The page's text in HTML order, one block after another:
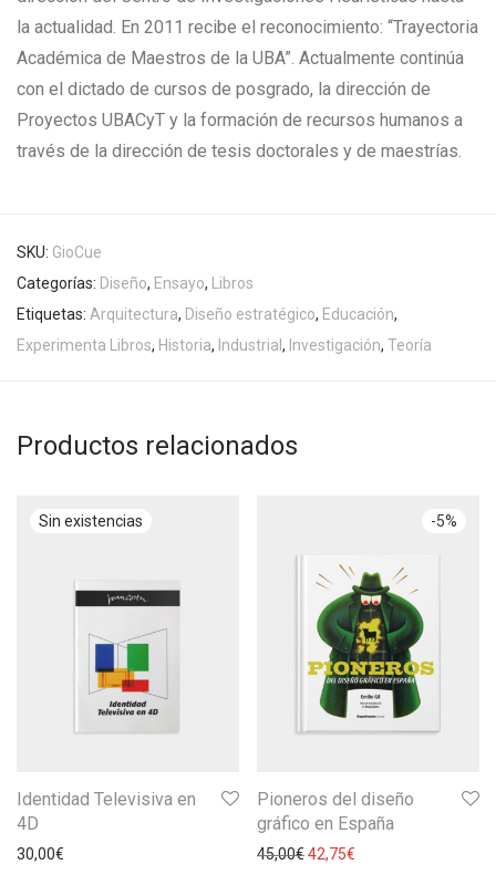
la actualidad. En 2011 recibe el reconocimiento: “Trayectoria
Académica de Maestros de la UBA”. Actualmente continúa
con el dictado de cursos de posgrado, la dirección de
Proyectos UBACyT y la formación de recursos humanos a
través de la dirección de tesis doctorales y de maestrías.
SKU: GioCue
Categorías: Diseño, Ensayo, Libros
Etiquetas: Arquitectura, Diseño estratégico, Educación,
Experimenta Libros, Historia, Industrial , Investigación, Teoría
Productos relacionados
Identidad Televisiva en
4D
30,00€
-5%
Pioneros del diseño
gráfico en España
45,00€42,75€